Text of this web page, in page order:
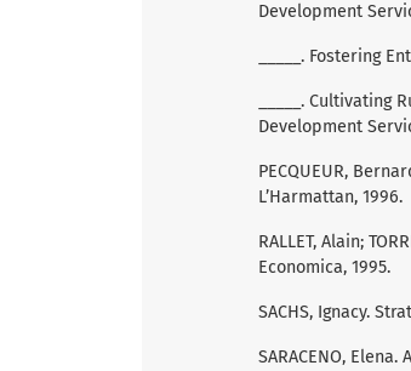
Development
_____. Fostering
_____.
Development
PECQUEUR,
L’Harmattan, 1996.
RALLET, Alain;
Economica, 1995.
SACHS, Ignacy.
SARACENO,